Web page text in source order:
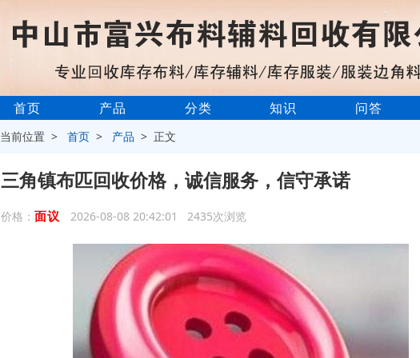
首页 产品 分类 知识 问答
当前位置 >首页 > 产品 > 正文
三角镇布匹回收价格，诚信服务，信守承诺
价格： 面议 2026-08-08 20:42:01 2435次浏览